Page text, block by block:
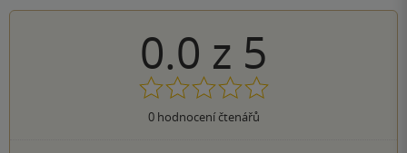
0.0 z 5
0hodnocení čtenářů